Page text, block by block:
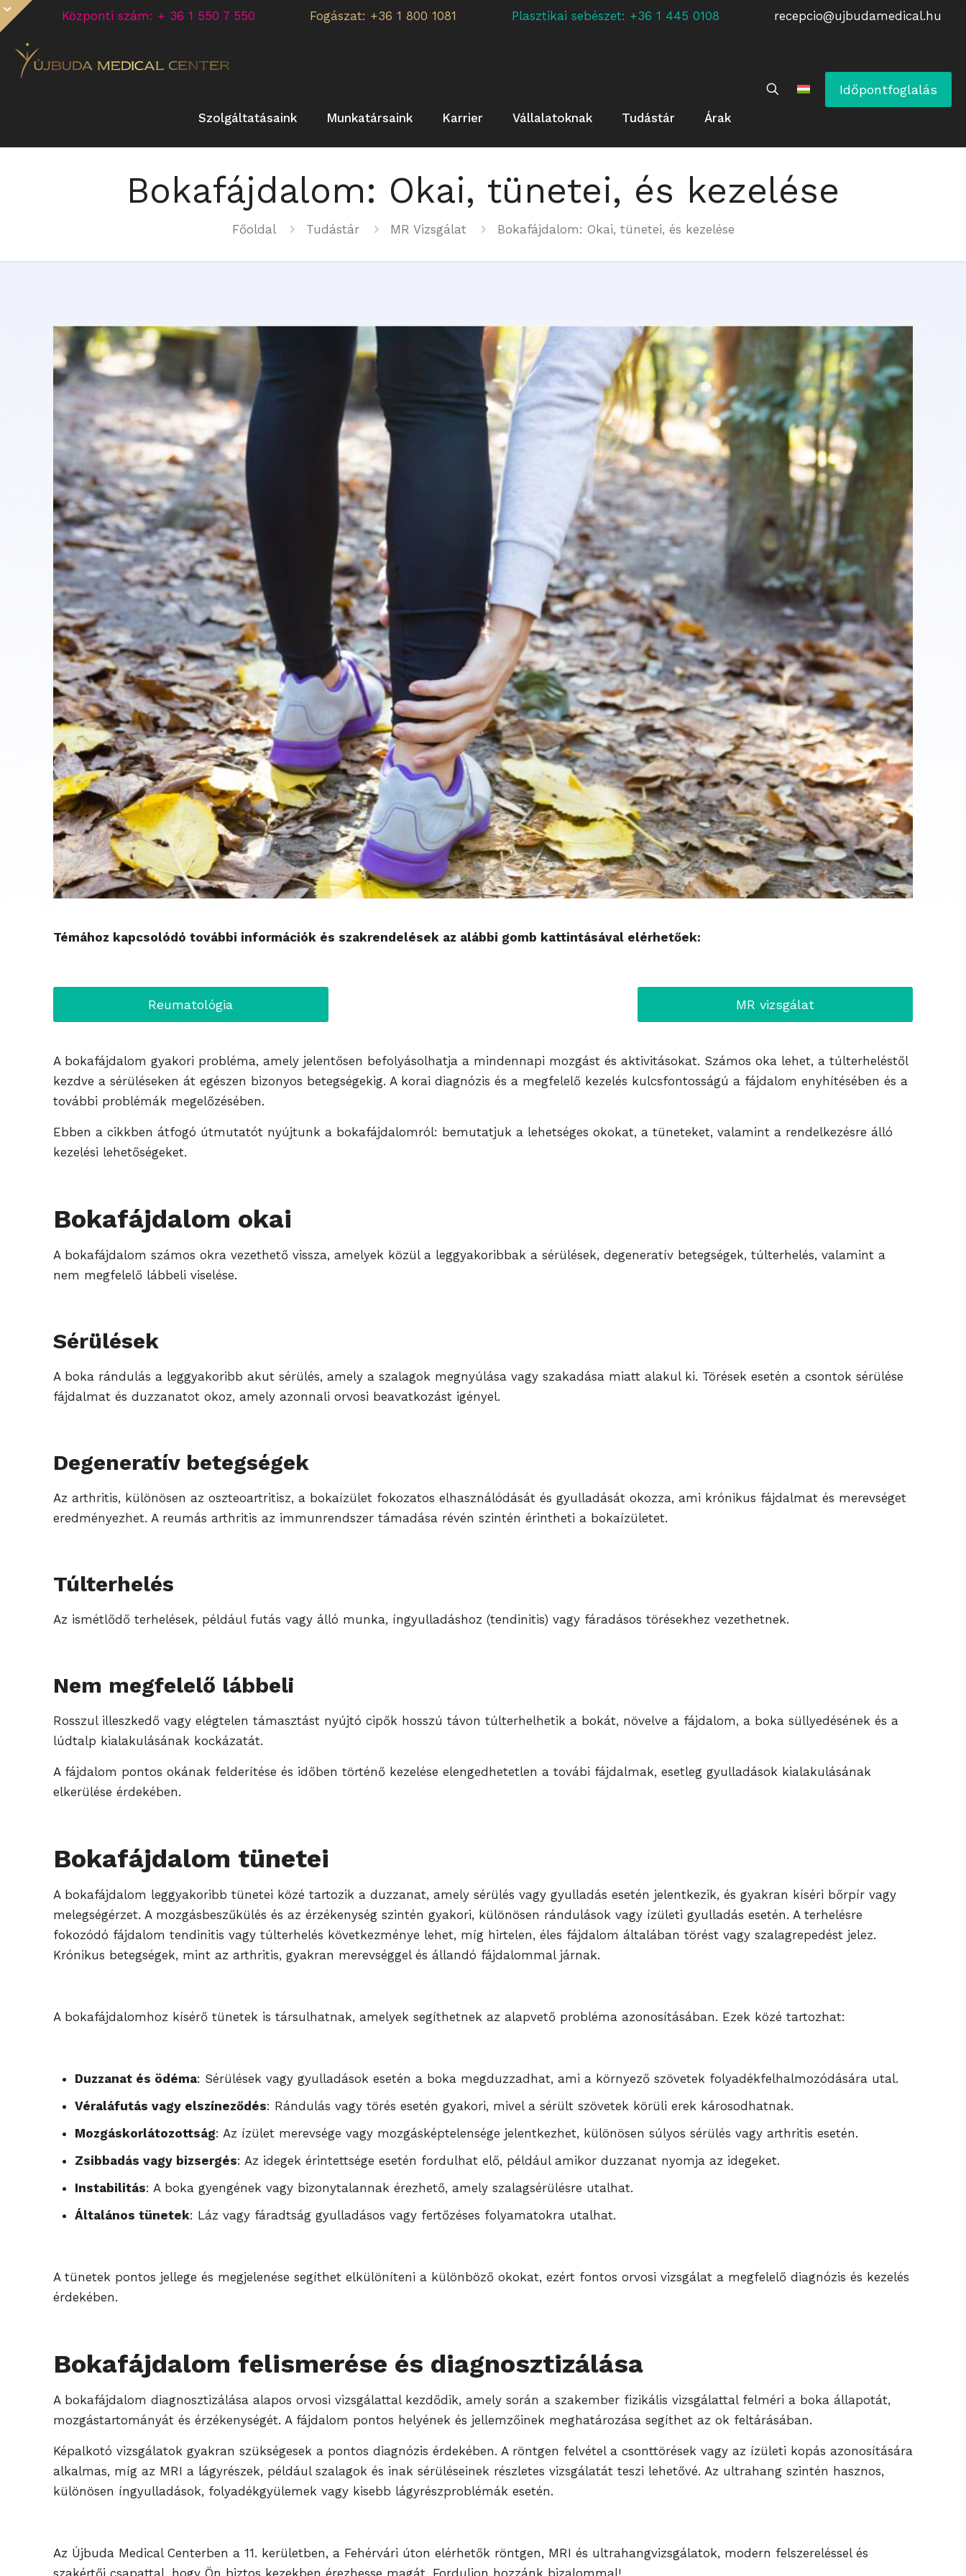
Központi szám: + 36 1 550 7 550 Fogászat: +36 1 800 1081 Plasztikai sebészet: +36 1 445 0108 recepcio@ujbudamedical.hu
Szolgáltatásaink Munkatársaink Karrier Vállalatoknak Tudástár Árak
Időpontfoglalás
Bokafájdalom: Okai, tünetei, és kezelése
Főoldal Tudástár MR Vizsgálat Bokafájdalom: Okai, tünetei, és kezelése
Témához kapcsolódó további információk és szakrendelések az alábbi gomb kattintásával elérhetőek:
Reumatológia MR vizsgálat
A bokafájdalom gyakori probléma, amely jelentősen befolyásolhatja a mindennapi mozgást és aktivitásokat. Számos oka lehet, a túlterheléstől
kezdve a sérüléseken át egészen bizonyos betegségekig. A korai diagnózis és a megfelelő kezelés kulcsfontosságú a fájdalom enyhítésében és a
további problémák megelőzésében.
Ebben a cikkben átfogó útmutatót nyújtunk a bokafájdalomról: bemutatjuk a lehetséges okokat, a tüneteket, valamint a rendelkezésre álló
kezelési lehetőségeket.
Bokafájdalom okai
A bokafájdalom számos okra vezethető vissza, amelyek közül a leggyakoribbak a sérülések, degeneratív betegségek, túlterhelés, valamint a
nem megfelelő lábbeli viselése.
Sérülések
A boka rándulás a leggyakoribb akut sérülés, amely a szalagok megnyúlása vagy szakadása miatt alakul ki. Törések esetén a csontok sérülése
fájdalmat és duzzanatot okoz, amely azonnali orvosi beavatkozást igényel.
Degeneratív betegségek
Az arthritis, különösen az oszteoartritisz, a bokaízület fokozatos elhasználódását és gyulladását okozza, ami krónikus fájdalmat és merevséget
eredményezhet. A reumás arthritis az immunrendszer támadása révén szintén érintheti a bokaízületet.
Túlterhelés
Az ismétlődő terhelések, például futás vagy álló munka, íngyulladáshoz (tendinitis) vagy fáradásos törésekhez vezethetnek.
Nem megfelelő lábbeli
Rosszul illeszkedő vagy elégtelen támasztást nyújtó cipők hosszú távon túlterhelhetik a bokát, növelve a fájdalom, a boka süllyedésének és a
lúdtalp kialakulásának kockázatát.
A fájdalom pontos okának felderítése és időben történő kezelése elengedhetetlen a továbi fájdalmak, esetleg gyulladások kialakulásának
elkerülése érdekében.
Bokafájdalom tünetei
A bokafájdalom leggyakoribb tünetei közé tartozik a duzzanat, amely sérülés vagy gyulladás esetén jelentkezik, és gyakran kíséri bőrpír vagy
melegségérzet. A mozgásbeszűkülés és az érzékenység szintén gyakori, különösen rándulások vagy ízületi gyulladás esetén. A terhelésre
fokozódó fájdalom tendinitis vagy túlterhelés következménye lehet, míg hirtelen, éles fájdalom általában törést vagy szalagrepedést jelez.
Krónikus betegségek, mint az arthritis, gyakran merevséggel és állandó fájdalommal járnak.
A bokafájdalomhoz kísérő tünetek is társulhatnak, amelyek segíthetnek az alapvető probléma azonosításában. Ezek közé tartozhat:
Duzzanat és ödéma: Sérülések vagy gyulladások esetén a boka megduzzadhat, ami a környező szövetek folyadékfelhalmozódására utal.
Véraláfutás vagy elszíneződés: Rándulás vagy törés esetén gyakori, mivel a sérült szövetek körüli erek károsodhatnak.
Mozgáskorlátozottság: Az ízület merevsége vagy mozgásképtelensége jelentkezhet, különösen súlyos sérülés vagy arthritis esetén.
Zsibbadás vagy bizsergés: Az idegek érintettsége esetén fordulhat elő, például amikor duzzanat nyomja az idegeket.
Instabilitás: A boka gyengének vagy bizonytalannak érezhető, amely szalagsérülésre utalhat.
Általános tünetek: Láz vagy fáradtság gyulladásos vagy fertőzéses folyamatokra utalhat.
A tünetek pontos jellege és megjelenése segíthet elkülöníteni a különböző okokat, ezért fontos orvosi vizsgálat a megfelelő diagnózis és kezelés
érdekében.
Bokafájdalom felismerése és diagnosztizálása
A bokafájdalom diagnosztizálása alapos orvosi vizsgálattal kezdődik, amely során a szakember fizikális vizsgálattal felméri a boka állapotát,
mozgástartományát és érzékenységét. A fájdalom pontos helyének és jellemzőinek meghatározása segíthet az ok feltárásában.
Képalkotó vizsgálatok gyakran szükségesek a pontos diagnózis érdekében. A röntgen felvétel a csonttörések vagy az ízületi kopás azonosítására
alkalmas, míg az MRI a lágyrészek, például szalagok és inak sérüléseinek részletes vizsgálatát teszi lehetővé. Az ultrahang szintén hasznos,
különösen íngyulladások, folyadékgyülemek vagy kisebb lágyrészproblémák esetén.
Az Újbuda Medical Centerben a 11. kerületben, a Fehérvári úton elérhetők röntgen, MRI és ultrahangvizsgálatok, modern felszereléssel és